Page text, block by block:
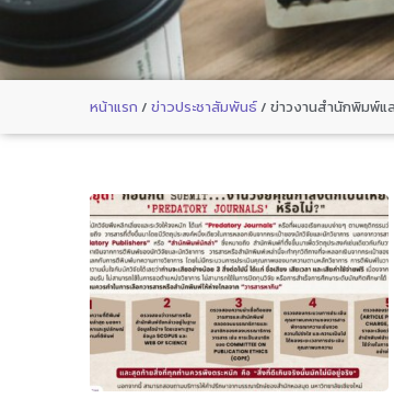
หน้าแรก / ข่าวประชาสัมพันธ์/ ข่าวงานสำนักพิมพ์แ